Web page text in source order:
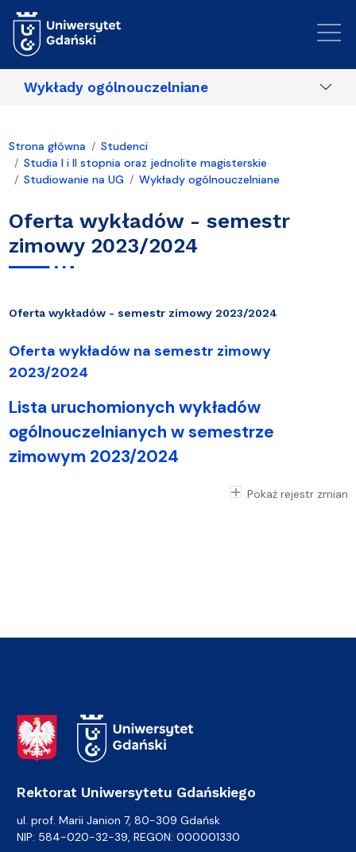
Wykłady ogólnouczelniane
Strona główna
Studenci
Studia I i II stopnia oraz jednolite magisterskie
Studiowanie na UG
Wykłady ogólnouczelniane
Oferta wykładów - semestr
zimowy 2023/2024
Oferta wykładów - semestr zimowy 2023/2024
Oferta wykładów na semestr zimowy
2023/2024
Lista uruchomionych wykładów
ogólnouczelnianych w semestrze
zimowym 2023/2024
Pokaż rejestr zmian
Adres Rektoratu
Rektorat Uniwersytetu Gdańskiego
ul. prof. Marii Janion 7, 80-309 Gdańsk
NIP: 584-020-32-39, REGON: 000001330